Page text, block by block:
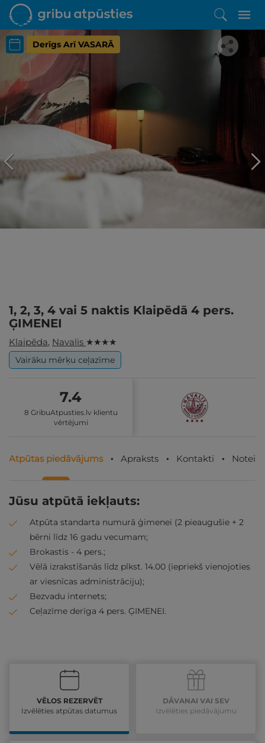
Derīgs Arī VASARĀ
Iepatikās šis piedāvājums?
Līdz brīnišķīgai atpūtai atlikuši tikai daži soļi
PĒRKU
1, 2, 3, 4 vai 5 naktis Klaipēdā 4 pers.
ĢIMENEI
Klaipēda, Navalis ★ ★ ★ ★
Vairāku mērķu ceļazīme
7.4
8 GribuAtpusties.lv klientu
vērtējumi
Atpūtas piedāvājums Apraksts Kontakti
Jūsu atpūtā iekļauts:
Atpūta standarta numurā ģimenei (2 pieaugušie + 2
bērni līdz 16 gadu vecumam;
Brokastis - 4 pers.;
Vēlā izrakstīšanās līdz plkst. 14.00 (iepriekš vienojoties
ar viesnīcas administrāciju);
Bezvadu internets;
Ceļazīme derīga 4 pers. ĢIMENEI.
VĒLOS REZERVĒT
Izvēlēties atpūtas datumus
DĀVANAI VAI SEV
Izvēlēties piedāvājumu